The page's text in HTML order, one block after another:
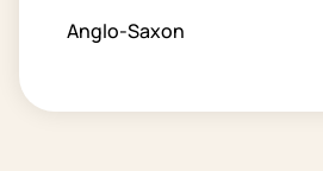
Anglo-Saxon